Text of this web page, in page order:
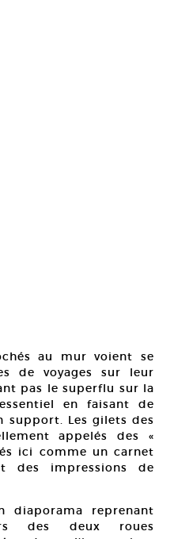
au mur voient se
de voyages sur leur
pas le superflu sur la
en faisant de
support. Les gilets des
appelés des «
ici comme un carnet
des impressions de
diaporama reprenant
des deux roues